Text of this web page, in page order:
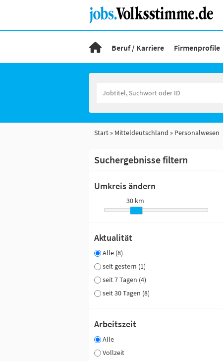
Beruf / Karriere Firmenprofile
Start Mitteldeutschland Personalwesen
Suchergebnisse filtern
Umkreis ändern
30 km
Aktualität
Alle (8)
seit gestern (1)
seit 7 Tagen (4)
seit 30 Tagen (8)
Arbeitszeit
Alle
Vollzeit